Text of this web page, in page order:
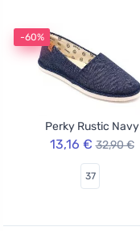
-60%
Perky Rustic Navy
13,16 € 32,90 €
37